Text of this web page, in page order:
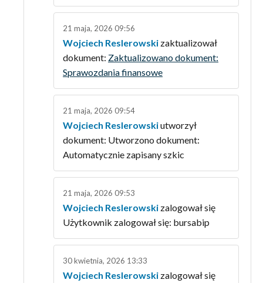
21 maja, 2026 09:56
Wojciech Reslerowski zaktualizował
dokument: Zaktualizowano dokument:
Sprawozdania finansowe
21 maja, 2026 09:54
Wojciech Reslerowskiutworzył
dokument: Utworzono dokument:
Automatycznie zapisany szkic
21 maja, 2026 09:53
Wojciech Reslerowski zalogował się
Użytkownik zalogował się: bursabip
30 kwietnia, 2026 13:33
Wojciech Reslerowski zalogował się